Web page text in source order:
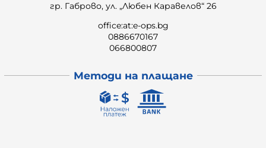
гр. Габрово, ул. „Любен Каравелов“ 26
office:at:e-ops.bg
0886670167
066800807
Методи на плащане